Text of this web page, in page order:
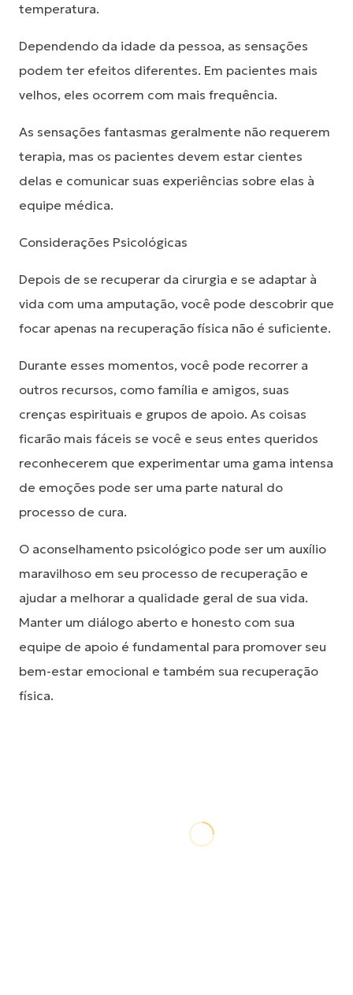
temperatura.
Dependendo da idade da pessoa, as sensações
podem ter efeitos diferentes. Em pacientes mais
velhos, eles ocorrem com mais frequência.
As sensações fantasmas geralmente não requerem
terapia, mas os pacientes devem estar cientes
delas e comunicar suas experiências sobre elas à
equipe médica.
Considerações Psicológicas
Depois de se recuperar da cirurgia e se adaptar à
vida com uma amputação, você pode descobrir que
focar apenas na recuperação física não é suficiente.
Durante esses momentos, você pode recorrer a
outros recursos, como família e amigos, suas
crenças espirituais e grupos de apoio. As coisas
ficarão mais fáceis se você e seus entes queridos
reconhecerem que experimentar uma gama intensa
de emoções pode ser uma parte natural do
processo de cura.
O aconselhamento psicológico pode ser um auxílio
maravilhoso em seu processo de recuperação e
ajudar a melhorar a qualidade geral de sua vida.
Manter um diálogo aberto e honesto com sua
equipe de apoio é fundamental para promover seu
bem-estar emocional e também sua recuperação
física.